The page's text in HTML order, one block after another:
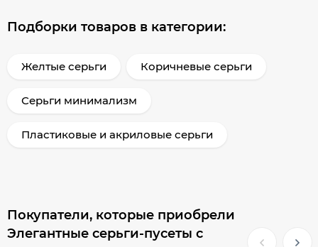
Подборки товаров в категории:
Желтые серьги Коричневые серьги
Серьги минимализм
Пластиковые и акриловые серьги
Покупатели, которые приобрели
Элегантные серьги-пусеты с